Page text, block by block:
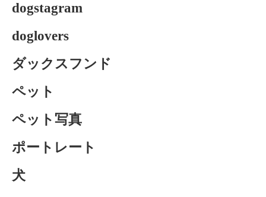
dogstagram
doglovers
ダックスフンド
ペット
ペット写真
ポートレート
犬